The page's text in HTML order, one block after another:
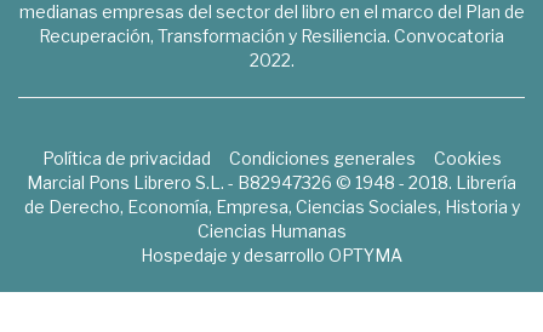
medianas empresas del sector del libro en el marco del Plan de
Recuperación, Transformación y Resiliencia. Convocatoria
2022.
Política de privacidad Condiciones generales
Cookies
Marcial Pons Librero S.L. - B82947326 © 1948 - 2018. Librería
de Derecho, Economía, Empresa, Ciencias Sociales, Historia y
Ciencias Humanas
Hospedaje y desarrollo OPTYMA